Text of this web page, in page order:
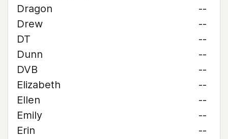
Dragon
--
Drew
--
DT
--
Dunn
--
DVB
--
Elizabeth
--
Ellen
--
Emily
--
Erin
--